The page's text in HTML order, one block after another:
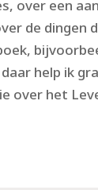
over een
de dingen
help ik
over het